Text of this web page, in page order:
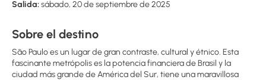
Salida:sábado, 20 de septiembre de 2025
Sobre el destino
São Paulo es un lugar de gran contraste, cultural y étnico. Esta
fascinante metrópolis es la potencia financiera de Brasil y la
ciudad más grande de América del Sur, tiene una maravillosa